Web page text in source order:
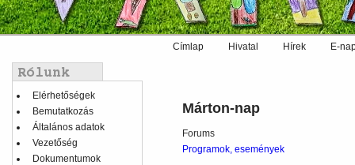
menu
Címlap Hivatal Hírek E-
Balmenü
Elérhetőségek
Bemutatkozás
Általános adatok
Vezetőség
Dokumentumok
Márton-nap
Forums
Programok, események